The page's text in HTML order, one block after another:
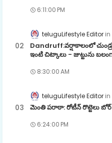
6:11:00 PM
teluguLifestyle Editor
Dandruff:వర్షాకాలంలో
ఇంటి చిట్కాలు - జుట్టును
8:30:00 AM
teluguLifestyle Editor
మెంతి పరాఠా: రోటీన్ రొట్టెలు
6:24:00 PM